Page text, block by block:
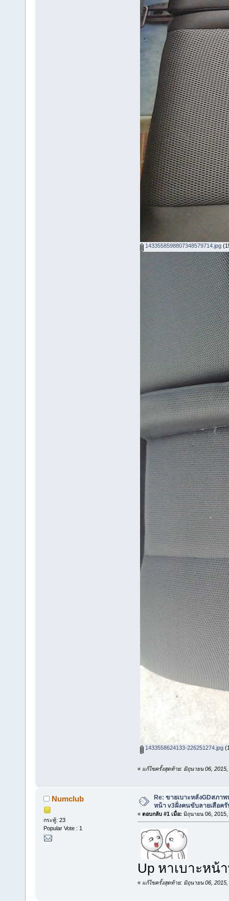
1433558598807348579714.jpg
1433558624133-226251274.jpg
« แก้ไขครั้งสุดท้าย: มิถุนายน 06,
Numclub
กระทู้: 23
Popular Vote : 1
Re: ขายเบาะหลังGDสภา
หน้า v3ฝั่งคนขับลายเสือครั
« ตอบกลับ #1 เมื่อ: มิถุนายน 06, 2015,
Up หาเบาะหน้
« แก้ไขครั้งสุดท้าย: มิถุนายน 06,